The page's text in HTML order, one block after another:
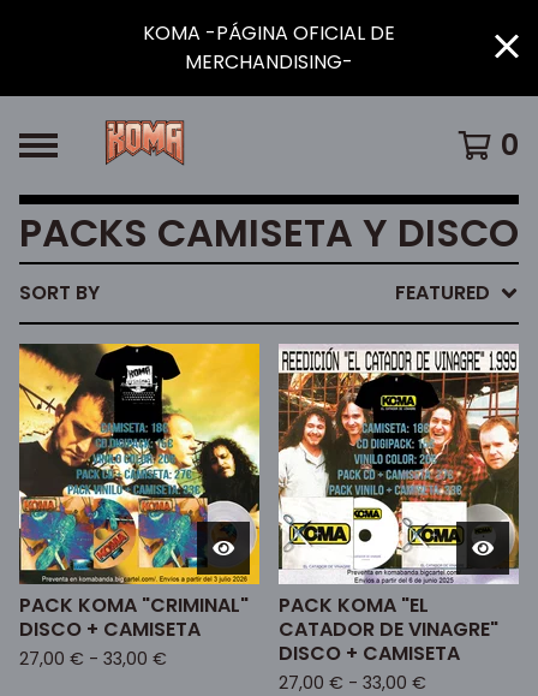
KOMA -PÁGINA OFICIAL DE
MERCHANDISING-
0
PACKS CAMISETA Y DISCO
SORT BY FEATURED
PACK KOMA "CRIMINAL"
DISCO + CAMISETA
27,00 € - 33,00 €
PACK KOMA "EL
CATADOR DE VINAGRE"
DISCO + CAMISETA
27,00 € - 33,00 €